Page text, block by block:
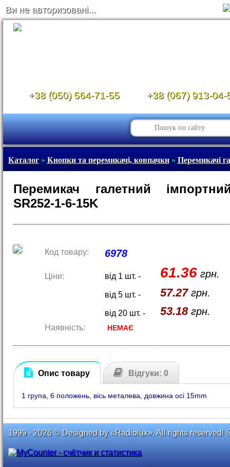
Ви не авторизовані...
+38 (050) 564-71-55 +38 (067) 913-04-
Каталог» Кнопки та перемикачі, ковпачки» Перемикачі
Перемикач галетний
SR252-1-6-15K
Код товару: 6978
Ціни: від 1 шт. - 61.36грн.
від 5 шт. - 57.27грн.
від 20 шт. - 53.18грн.
Наявність: НЕМАЄ
Опис товару Відгуки: 0
1 група, 6 положень, вісь металева, довжина осі 15mm
1999 - 2026 © Designed by «Radiolux». All rights reserved!